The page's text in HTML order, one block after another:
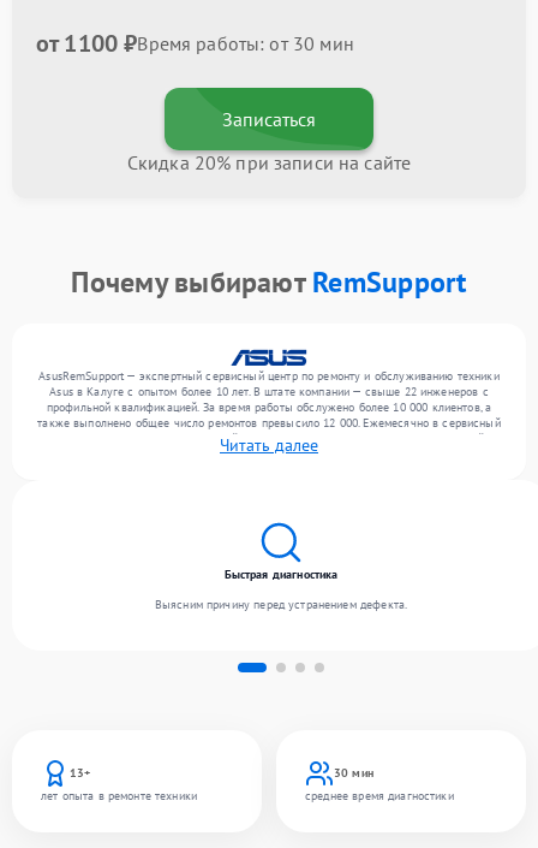
от 1100 ₽Время работы: от 30 мин
Записаться
Скидка 20% при записи на сайте
Почему выбираютRemSupport
AsusRemSupport — экспертный сервисный центр по ремонту и обслуживанию техники
Asus в Калуге с опытом более 10 лет. В штате компании — свыше 22 инженеров с
профильной квалификацией. За время работы обслужено более 10 000 клиентов, а
также выполнено общее число ремонтов превысило 12 000. Ежемесячно в сервисный
центр поступает более 300 устройств, включая , , . Мы беремся за задачи любой
сложности и поддерживаем высокий стандарт качества благодаря использованию
Читать далее
13+
лет опыта в ремонте техники
30 мин
среднее время диагностики
Быстрая диагностика
Выясним причину перед устранением дефекта.